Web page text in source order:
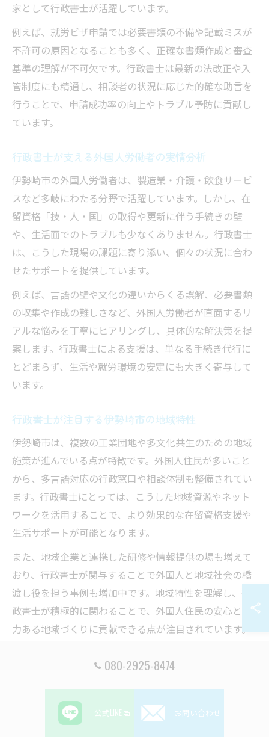
家として行政書士が活躍しています。
例えば、就労ビザ申請では必要書類の不備や記載ミスが
不許可の原因となることも多く、正確な書類作成と審査
基準の理解が不可欠です。行政書士は最新の法改正や入
管制度にも精通し、相談者の状況に応じた的確な助言を
行うことで、申請成功率の向上やトラブル予防に貢献し
ています。
行政書士が支える外国人労働者の実情分析
伊勢崎市の外国人労働者は、製造業・介護・飲食サービ
スなど多岐にわたる分野で活躍しています。しかし、在
留資格「技・人・国」の取得や更新に伴う手続きの壁
や、生活面でのトラブルも少なくありません。行政書士
は、こうした現場の課題に寄り添い、個々の状況に合わ
せたサポートを提供しています。
例えば、言語の壁や文化の違いからくる誤解、必要書類
の収集や作成の難しさなど、外国人労働者が直面するリ
アルな悩みを丁寧にヒアリングし、具体的な解決策を提
案します。行政書士による支援は、単なる手続き代行に
とどまらず、生活や就労環境の安定にも大きく寄与して
います。
行政書士が注目する伊勢崎市の地域特性
伊勢崎市は、複数の工業団地や多文化共生のための地域
施策が進んでいる点が特徴です。外国人住民が多いこと
から、多言語対応の行政窓口や相談体制も整備されてい
ます。行政書士にとっては、こうした地域資源やネット
ワークを活用することで、より効果的な在留資格支援や
生活サポートが可能となります。
また、地域企業と連携した研修や情報提供の場も増えて
おり、行政書士が関与することで外国人と地域社会の橋
渡し役を担う事例も増加中です。地域特性を理解し、行
政書士が積極的に関わることで、外国人住民の安心と活
力ある地域づくりに貢献できる点が注目されています。
行政書士と外国人支援の最新動向を解説
近年、行政書士による外国人支援の現場では、オンライ
ン申請の普及や多言語サポートの拡充が進んでいます。
特に「技・人・国」など就労系在留資格に関する相談が
080-2925-8474
公式LINE お問い合わせ